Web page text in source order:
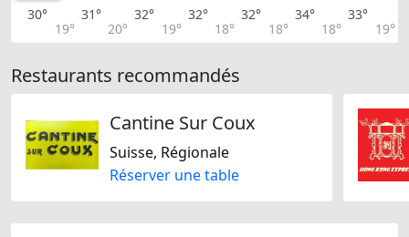
30°
19°
31°
20°
32°
19°
32°
18°
32°
18°
34°
18°
33°
19°
Restaurants recommandés
Cantine Sur Coux
Suisse, Régionale
Réserver une table